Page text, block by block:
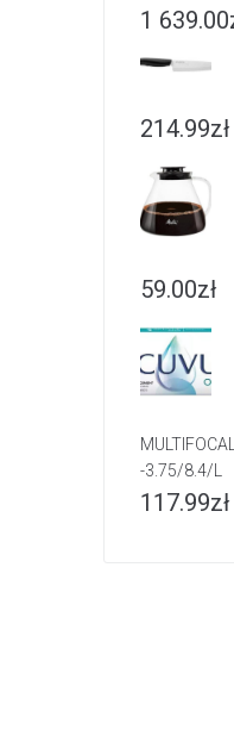
1 639.00
214.99zł
59.00zł
-3.75/8.4/L
117.99zł